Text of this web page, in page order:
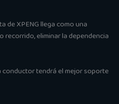
de XPENG llega como una
eliminar la dependencia
conductor tendrá el mejor soporte